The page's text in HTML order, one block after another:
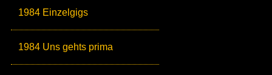
1984 Einzelgigs
1984 Uns gehts prima